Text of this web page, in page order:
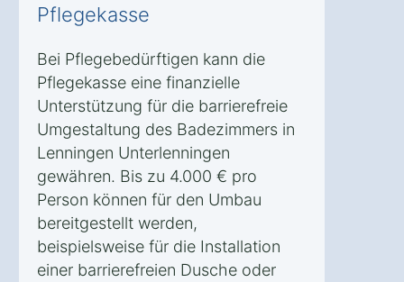
Pflegekasse
Bei Pflegebedürftigen kann die
Pflegekasse eine finanzielle
Unterstützung für die barrierefreie
Umgestaltung des Badezimmers in
Lenningen Unterlenningen
gewähren. Bis zu 4.000 € pro
Person können für den Umbau
bereitgestellt werden,
beispielsweise für die Installation
einer barrierefreien Dusche oder